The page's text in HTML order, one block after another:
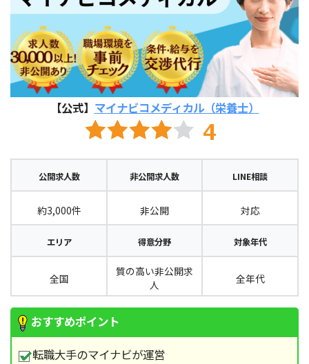
【公式】 マイナビコメディカル（栄養士）
公開求人数 非公開求人数 LINE相談
約3,000件 非公開 対応
エリア 得意分野 対象年代
全国
質の高い非公開求
人
全年代
おすすめポイント
転職大手のマイナビが運営